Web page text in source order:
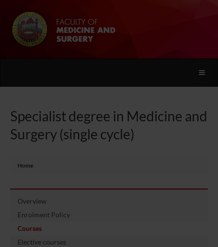
Toggle
Specialist degree in Medicine and
Surgery (single cycle)
Home
Overview
Enrolment Policy
Courses
Elective courses